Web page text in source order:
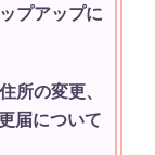
プアップに
所の変更、
届について